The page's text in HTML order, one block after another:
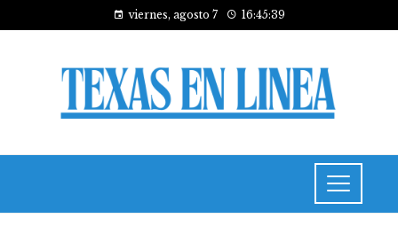
viernes, agosto 7 16:45:40